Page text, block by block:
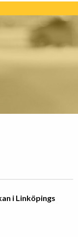
i Linköpings